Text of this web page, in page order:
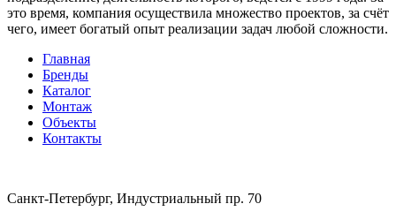
это время, компания осуществила множество проектов, за счёт
чего, имеет богатый опыт реализации задач любой сложности.
Главная
Бренды
Каталог
Монтаж
Объекты
Контакты
Санкт-Петербург, Индустриальный пр. 70